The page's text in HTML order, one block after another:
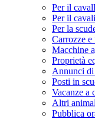
Per il
Per il
Per la
Carrozze
Macchine
Proprietà
Annunci
Posti in
Vacanze a
Altri
Pubblica